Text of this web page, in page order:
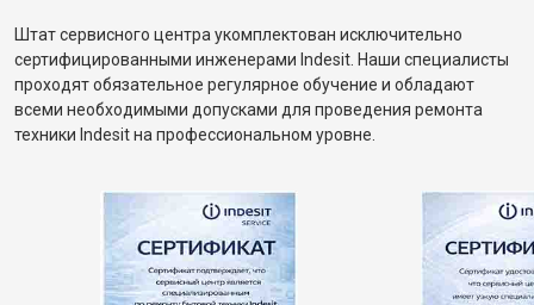
Штат сервисного центра укомплектован исключительно
сертифицированными инженерами Indesit. Наши специалисты
проходят обязательное регулярное обучение и обладают
всеми необходимыми допусками для проведения ремонта
техники Indesit на профессиональном уровне.